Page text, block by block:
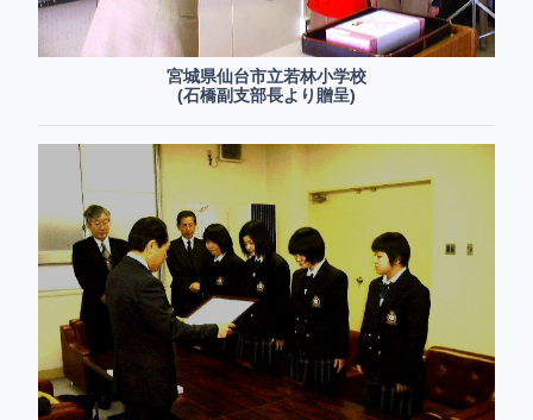
宮城県仙台市立若林小学校
(石橋副支部長より贈呈)